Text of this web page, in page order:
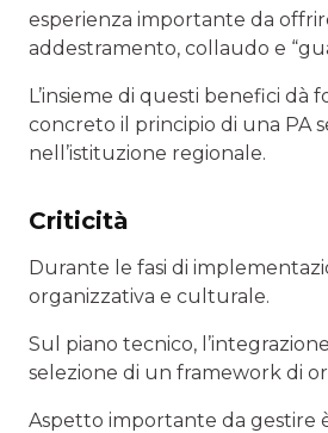
esperienza importante da
addestramento, collaudo e
L’insieme di questi benefici dà
concreto il principio di una PA
nell’istituzione regionale.
Criticità
Durante le fasi di
organizzativa e culturale.
Sul piano tecnico,
selezione di un framework di
Aspetto importante da gestire